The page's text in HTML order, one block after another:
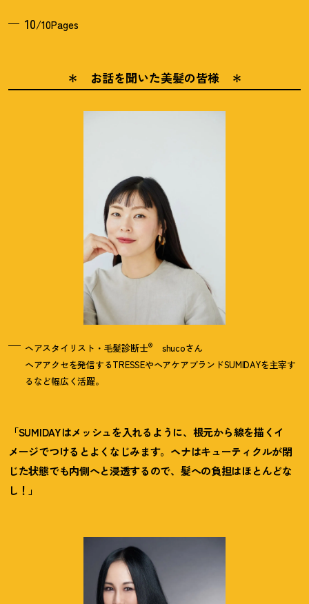
10/10Pages
＊ お話を聞いた美髪の皆様 ＊
ヘアスタイリスト・毛髪診断士®
shucoさん
ヘアアクセを発信するTRESSEやヘアケアブランドSUMIDAYを主宰す
るなど幅広く活躍。
「SUMIDAYはメッシュを入れるように、根元から線を描くイ
メージでつけるとよくなじみます。ヘナはキューティクルが閉
じた状態でも内側へと浸透するので、髪への負担はほとんどな
し！」